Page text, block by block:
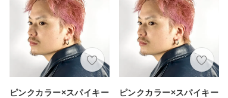
ピンクカラー×スパイキー
ピンクカラー×スパイキー